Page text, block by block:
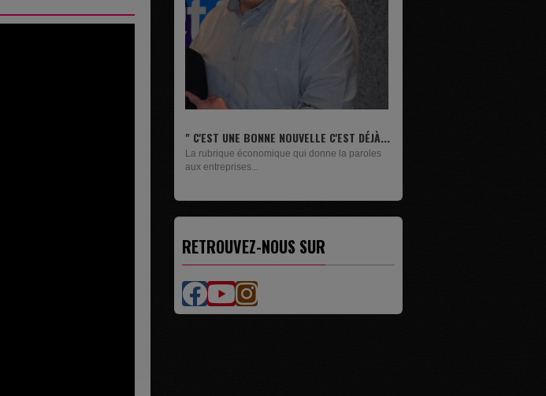
" C'EST UNE BONNE NOUVELLE C'EST DÉJÀ...
La rubrique économique qui donne la paroles
LIVRES
Un lundi sur deux, Maxime Janssens vous
présente les livres de...
RETROUVEZ-NOUS SUR